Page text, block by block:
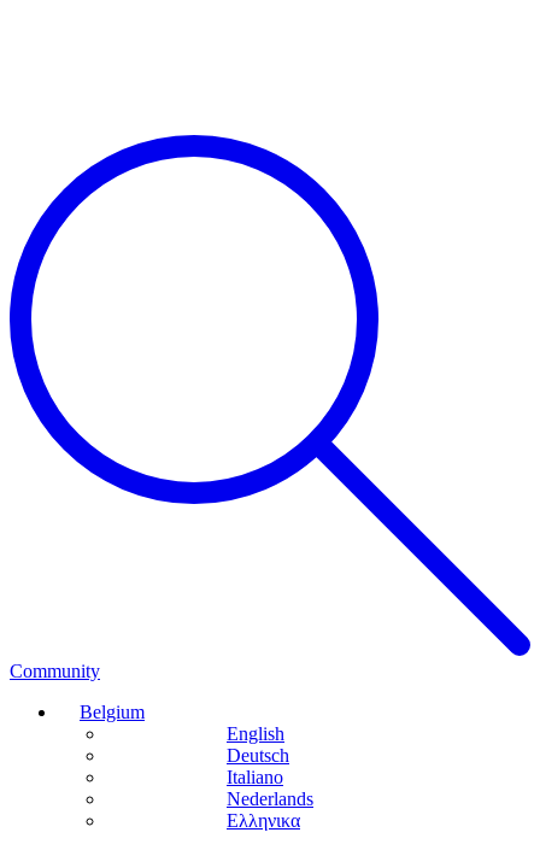
Community
Belgium
English
Deutsch
Italiano
Nederlands
Ελληνικα